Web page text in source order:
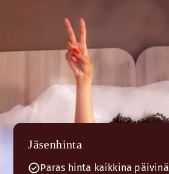
Jäsenhinta
Paras hinta kaikkina päivinä